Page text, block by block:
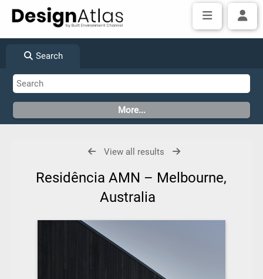
Search
View all results
Residência AMN – Melbourne,
Australia